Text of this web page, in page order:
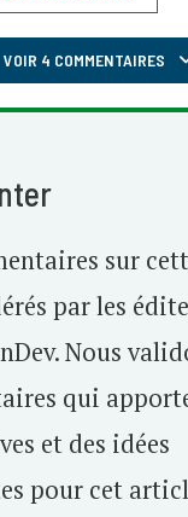
VOIR 4 COMMENTAIRES
sur
par les
Nous
qui
et des idées
pour cet